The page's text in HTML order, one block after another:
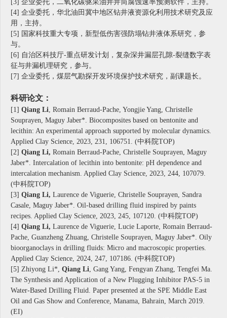
[3] 企业委托，二氧化碳驱采油井井筒腐蚀速率预测软件，主持。
[4] 企业委托，华北油田冀中地区钻井液资源化利用技术研究及应
用，主持。
[5] 国家科技重大专项，新型低伤害强防塌钻井液体系研究，参
与。
[6] 自治区科技厅-重点研发计划，复杂深井漏层孔隙-裂缝数字表
征与井漏机理研究，参与。
[7] 企业委托，煤层气勘探开发环境保护技术研究，副课题长。
科研论文：
[1] Qiang Li, Romain Berraud-Pache, Yongjie Yang, Christelle
Souprayen, Maguy Jaber*. Biocomposites based on bentonite and
lecithin: An experimental approach supported by molecular dynamics.
Applied Clay Science, 2023, 231, 106751. (中科院TOP)
[2] Qiang Li, Romain Berraud-Pache, Christelle Souprayen, Maguy
Jaber*. Intercalation of lecithin into bentonite: pH dependence and
intercalation mechanism. Applied Clay Science, 2023, 244, 107079.
(中科院TOP)
[3] Qiang Li, Laurence de Viguerie, Christelle Souprayen, Sandra
Casale, Maguy Jaber*. Oil-based drilling fluid inspired by paints
recipes. Applied Clay Science, 2023, 245, 107120. (中科院TOP)
[4] Qiang Li, Laurence de Viguerie, Lucie Laporte, Romain Berraud-
Pache, Guanzheng Zhuang, Christelle Souprayen, Maguy Jaber*. Oily
bioorganoclays in drilling fluids: Micro and macroscopic properties.
Applied Clay Science, 2024, 247, 107186. (中科院TOP)
[5] Zhiyong Li*, Qiang Li, Gang Yang, Fengyan Zhang, Tengfei Ma.
The Synthesis and Application of a New Plugging Inhibitor PAS-5 in
Water-Based Drilling Fluid. Paper presented at the SPE Middle East
Oil and Gas Show and Conference, Manama, Bahrain, March 2019.
(EI)